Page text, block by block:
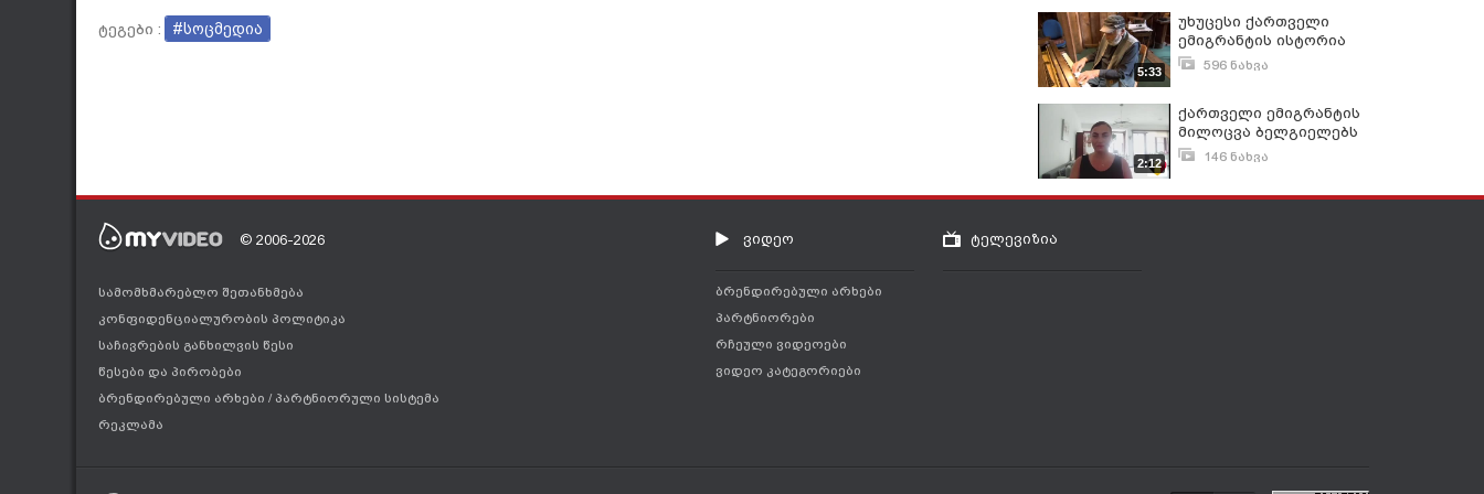
ტეგები : #სოცმედია
5:33
უხუცესი ქართველი
ემიგრანტის ისტორია
596 ნახვა
2:12
ქართველი ემიგრანტის
მილოცვა ბელგიელებს
146 ნახვა
© 2006-2026
სამომხმარებლო შეთანხმება
კონფიდენციალურობის პოლიტიკა
საჩივრების განხილვის წესი
წესები და პირობები
ბრენდირებული არხები / პარტნიორული სისტემა
რეკლამა
ვიდეო
ბრენდირებული არხები
პარტნიორები
რჩეული ვიდეოები
ვიდეო კატეგორიები
ტელევიზია